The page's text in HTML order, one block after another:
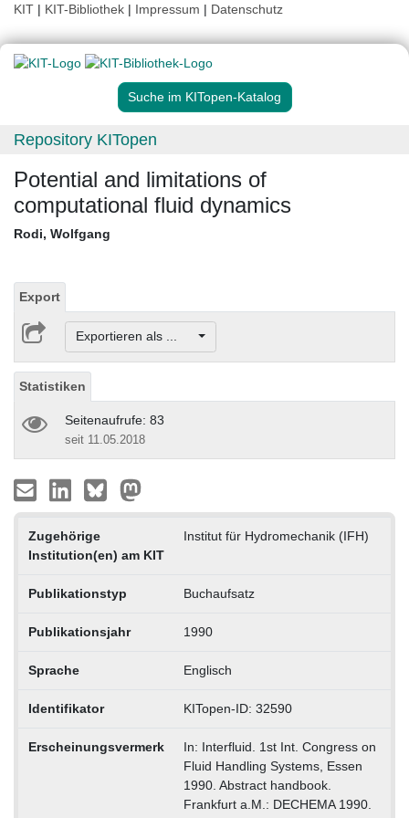
KIT | KIT-Bibliothek | Impressum | Datenschutz
Suche im KITopen-Katalog
Repository KITopen
Potential and limitations of
computational fluid dynamics
Rodi, Wolfgang
Export
Exportieren als ...
Statistiken
Seitenaufrufe: 83
seit 11.05.2018
Zugehörige
Institution(en) am KIT
Institut für Hydromechanik (IFH)
Publikationstyp Buchaufsatz
Publikationsjahr 1990
Sprache Englisch
Identifikator KITopen-ID: 32590
Erscheinungsvermerk
In: Interfluid. 1st Int. Congress on
Fluid Handling Systems, Essen
1990. Abstract handbook.
Frankfurt a.M.: DECHEMA 1990.